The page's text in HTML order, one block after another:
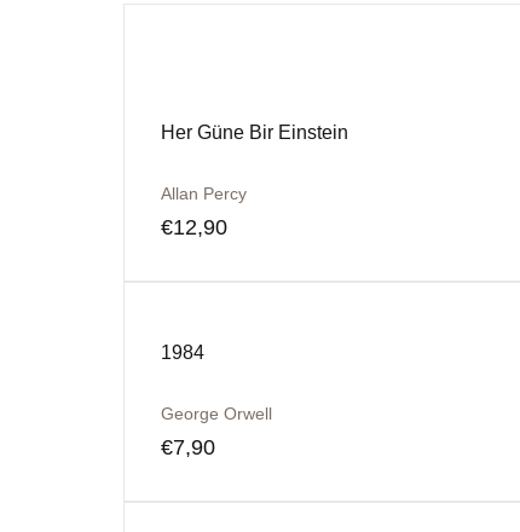
Her Güne Bir Einstein
Allan Percy
€12,90
1984
George Orwell
€7,90